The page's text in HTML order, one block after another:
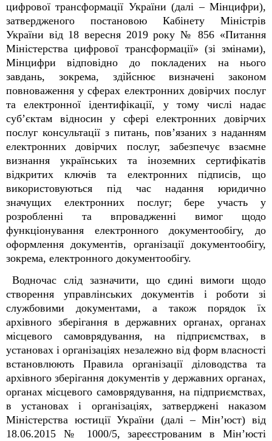
цифрової трансформації України (далі – Мінцифри),
затвердженого постановою Кабінету Міністрів
України від 18 вересня 2019 року № 856 «Питання
Міністерства цифрової трансформації» (зі змінами),
Мінцифри відповідно до покладених на нього
завдань, зокрема, здійснює визначені законом
повноваження у сферах електронних довірчих послуг
та електронної ідентифікації, у тому числі надає
суб’єктам відносин у сфері електронних довірчих
послуг консультації з питань, пов’язаних з наданням
електронних довірчих послуг, забезпечує взаємне
визнання українських та іноземних сертифікатів
відкритих ключів та електронних підписів, що
використовуються під час надання юридично
значущих електронних послуг; бере участь у
розробленні та впровадженні вимог щодо
функціонування електронного документообігу, до
оформлення документів, організації документообігу,
зокрема, електронного документообігу.
Водночас слід зазначити, що єдині вимоги щодо
створення управлінських
документів і роботи зі
службовими документами, а також порядок їх
архівного зберігання в державних органах, органах
місцевого самоврядування, на підприємствах, в
установах і організаціях незалежно від форм власності
встановлюють Правила організації діловодства та
архівного зберігання документів у державних органах,
органах місцевого самоврядування, на підприємствах,
в установах і організаціях, затверджені наказом
Міністерства юстиції України (далі – Мін’юст) від
18.06.2015 № 1000/5, зареєстрованим в Мін’юсті